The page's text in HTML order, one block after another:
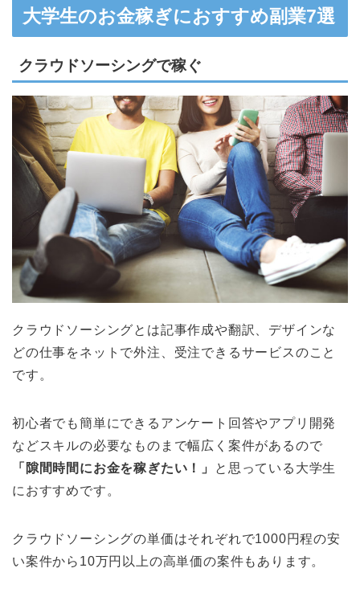
大学生のお金稼ぎにおすすめ副業7選
クラウドソーシングで稼ぐ
クラウドソーシングとは記事作成や翻訳、デザインな
どの仕事をネットで外注、受注できるサービスのこと
です。
初心者でも簡単にできるアンケート回答やアプリ開発
などスキルの必要なものまで幅広く案件があるので
「隙間時間にお金を稼ぎたい！」
と思っている大学生
におすすめです。
クラウドソーシングの単価はそれぞれで1000円程の安
い案件から10万円以上の高単価の案件もあります。